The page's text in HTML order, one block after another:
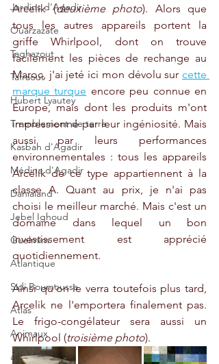
Jardins d'Agadir
Ouarzazate
Taghazout
Tafraout
Hubert Lyautey
Tremblement de terre
Kasbah d'Agadir
Médina d'Agadir
Danialand
Jebel Ighoud
Guelmim
Atlantique
Sidi Boumoussa
Atlas
Animaux
act
Arcelik (deuxième photo). Alors que
tous les autres appareils portent la
griffe Whirlpool, dont on trouve
facilement les pièces de rechange au
Maroc, j'ai jeté ici mon dévolu sur cette
marque turque encore peu connue en
Europe, mais dont les produits m'ont
impressionné par leur ingéniosité. Mais
aussi par leurs performances
environnementales : tous les appareils
Arcelik de ce type appartiennent à la
classe A. Quant au prix, je n'ai pas
choisi le meilleur marché. Mais c'est un
domaine dans lequel un bon
investissement est apprécié
quotidiennement.
Ainsi qu'on le verra toutefois plus tard,
Arcelik ne l'emportera finalement pas.
Le frigo-congélateur sera aussi un
Whirlpool (troisième photo).